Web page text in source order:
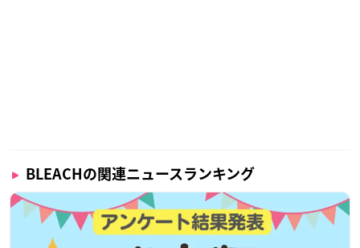
BLEACHの関連ニュースランキング